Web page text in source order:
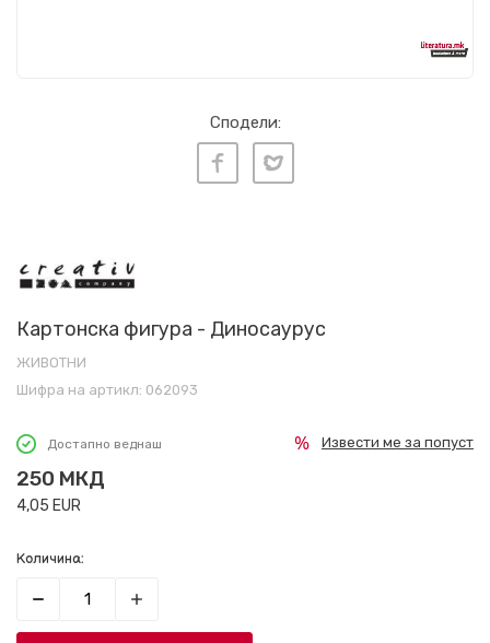
Сподели:
Картонска фигура - Диносаурус
ЖИВОТНИ
Шифра на артикл: 062093
Достапно веднаш
250 МКД
4,05 EUR
Извести ме за попуст
Количина: